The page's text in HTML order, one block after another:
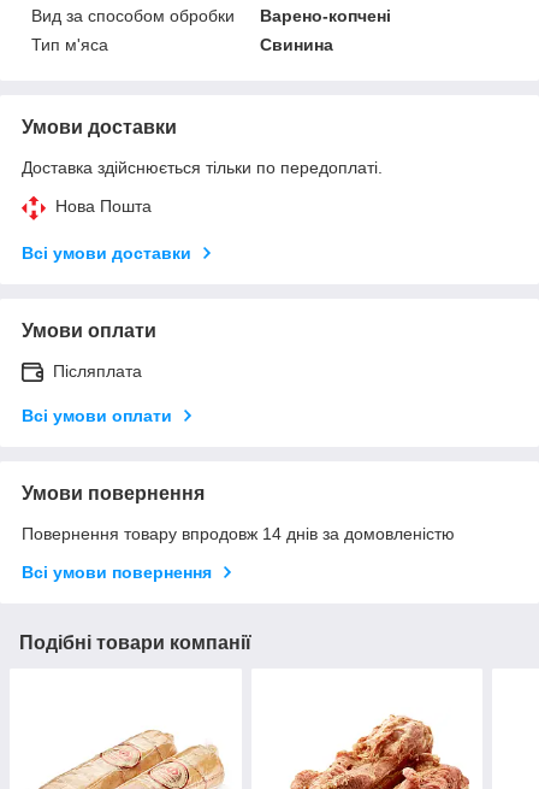
Вид за способом обробки
Варено-копчені
Тип м'яса
Свинина
Умови доставки
Доставка здійснюється тільки по передоплаті.
Нова Пошта
Всі умови доставки
Умови оплати
Післяплата
Всі умови оплати
Умови повернення
Повернення товару впродовж 14 днів за домовленістю
Всі умови повернення
Подібні товари компанії